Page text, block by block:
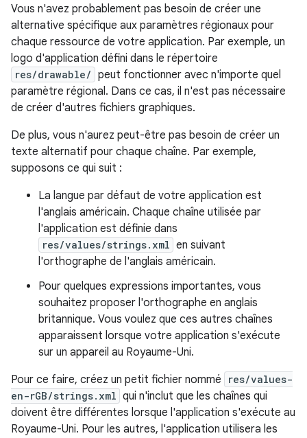
Vous n'avez probablement pas besoin de créer une
alternative spécifique aux paramètres régionaux pour
chaque ressource de votre application. Par exemple, un
logo d'application défini dans le répertoire
res/drawable/ peut fonctionner avec n'importe quel
paramètre régional. Dans ce cas, il n'est pas nécessaire
de créer d'autres fichiers graphiques.
De plus, vous n'aurez peut-être pas besoin de créer un
texte alternatif pour chaque chaîne. Par exemple,
supposons ce qui suit :
La langue par défaut de votre application est
l'anglais américain. Chaque chaîne utilisée par
l'application est définie dans
res/values/strings.xml en suivant
l'orthographe de l'anglais américain.
Pour quelques expressions importantes, vous
souhaitez proposer l'orthographe en anglais
britannique. Vous voulez que ces autres chaînes
apparaissent lorsque votre application s'exécute
sur un appareil au Royaume-Uni.
Pour ce faire, créez un petit fichier nommé
res/values-
en-rGB/strings.xml qui n'inclut que les chaînes qui
doivent être différentes lorsque l'application s'exécute au
Royaume-Uni. Pour les autres, l'application utilisera les